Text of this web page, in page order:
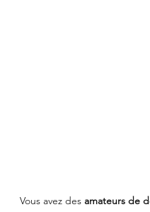
Vous avez des amateurs de